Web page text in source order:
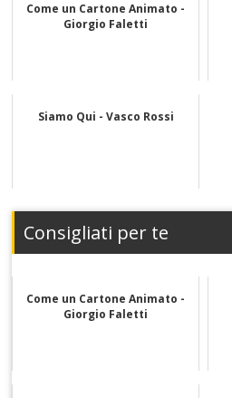
Come un Cartone Animato -
Giorgio Faletti
Siamo Qui - Vasco Rossi
Consigliati per te
Come un Cartone Animato -
Giorgio Faletti